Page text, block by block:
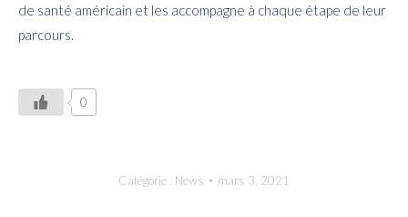
de santé américain et les accompagne à chaque étape de leur
parcours.
0
Catégorie : News mars 3, 2021